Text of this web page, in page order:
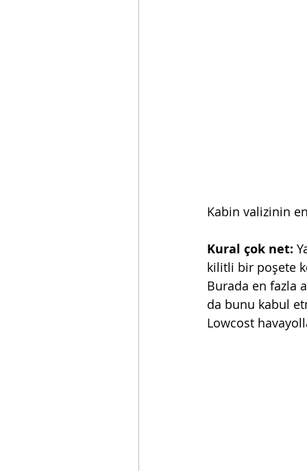
Kabin valizinin
Kural çok net:
kilitli bir poşete
Burada en fazla
da bunu kabul
Lowcost